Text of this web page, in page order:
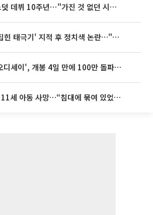
임영웅, 어느덧 데뷔 10주년⋯"가진 것 없던 시절, 내 앞엔 20명의 팬뿐"
김희철, '뒤집힌 태극기' 지적 후 정치색 논란…"좌우 떠나 우리나라 국기"
놀란 감독 '오디세이', 개봉 4일 만에 100만 돌파⋯'왕사남' 보다 빠르다
천안 교회서 11세 아동 사망…“침대에 묶여 있었다” 진술 확보